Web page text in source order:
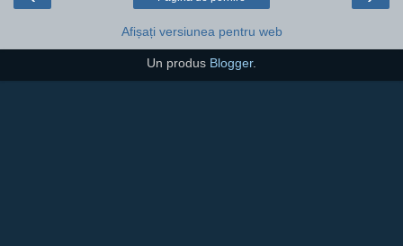
Afișați versiunea pentru web
Un produs Blogger.